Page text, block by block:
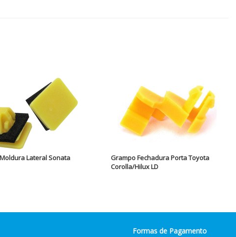
Lateral Sonata
Grampo Fechadura Porta Toyota
Corolla/Hilux LD
Formas de Pagamento